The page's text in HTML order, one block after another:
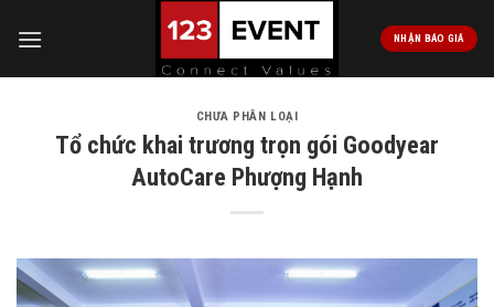
NHẬN BÁO GIÁ
CHƯA PHÂN LOẠI
Tổ chức khai trương trọn gói Goodyear
AutoCare Phượng Hạnh